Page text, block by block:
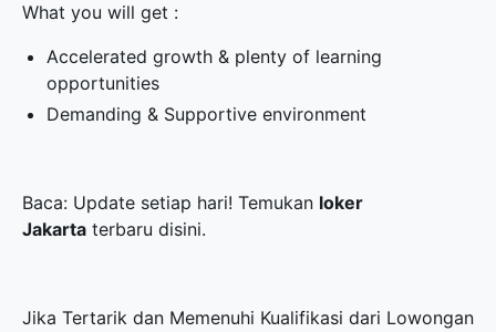
What you will get :
Accelerated growth & plenty of learning
opportunities
Demanding & Supportive environment
Baca: Update setiap hari! Temukan loker
Jakarta terbaru disini.
Jika Tertarik dan Memenuhi Kualifikasi dari Lowongan